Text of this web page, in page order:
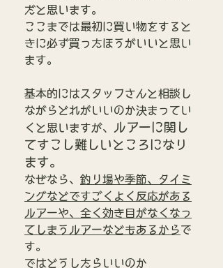
だと思います。
ここまでは最初に買い物をすると
きに必ず買ったほうがいいと思い
ます。
基本的にはスタッフさんと相談し
ながらどれがいいのか決まってい
くと思いますが、
ルアーに関し
てすこし難しいところになり
ます。
なぜなら、 釣り場や季節、タイミ
ングなどですごくよく反応がある
ルアーや、全く効き目がなくなっ
てしまうルアーなどもあるからで
す。
ではどうしたらいいのか